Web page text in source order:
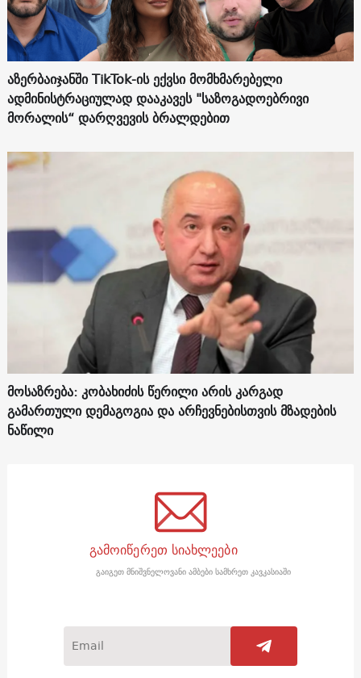
აზერბაიჯანში TikTok-ის ექვსი მომხმარებელი
ადმინისტრაციულად დააკავეს "საზოგადოებრივი
მორალის“ დარღვევის ბრალდებით
მოსაზრება: კობახიძის წერილი არის კარგად
გამართული დემაგოგია და არჩევნებისთვის მზადების
ნაწილი
გამოიწერეთ სიახლეები
გაიგეთ მნიშვნელოვანი ამბები სამხრეთ კავკასიაში